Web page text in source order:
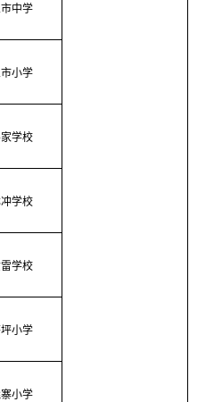
中学
小学
学校
学校
学校
小学
小学